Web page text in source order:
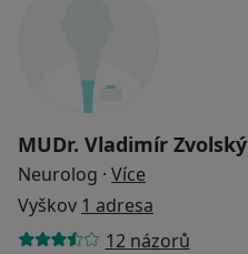
MUDr. Vladimír Zvolský
Neurolog · Více
Vyškov 1 adresa
12 názorů